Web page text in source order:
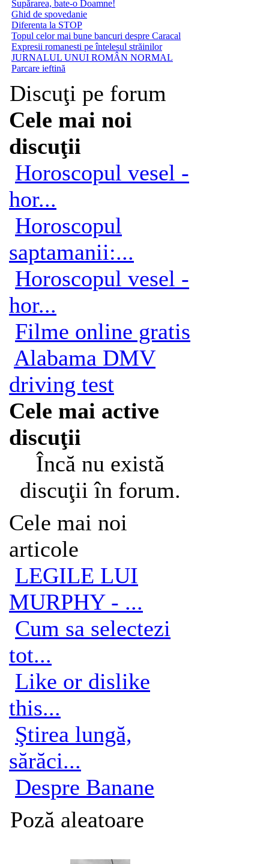
Supărarea, bate-o Doamne!
Ghid de spovedanie
Diferenta la STOP
Topul celor mai bune bancuri despre Caracal
Expresii romanesti pe întelesul străinilor
JURNALUL UNUI ROMÂN NORMAL
Parcare ieftină
Discuţi pe forum
Cele mai noi
discuţii
Horoscopul vesel -
hor...
Horoscopul
saptamanii:...
Horoscopul vesel -
hor...
Filme online gratis
Alabama DMV
driving test
Cele mai active
discuţii
Încă nu există
discuţii în forum.
Cele mai noi
articole
LEGILE LUI
MURPHY - ...
Cum sa selectezi
tot...
Like or dislike
this...
Ştirea lungă,
sărăci...
Despre Banane
Poză aleatoare